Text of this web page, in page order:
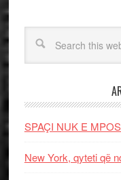
SPAÇI NUK E
New York, qyteti që